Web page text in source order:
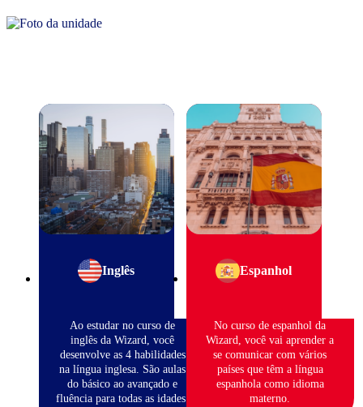
Inglês
Ao estudar no curso de
inglês da Wizard, você
desenvolve as 4 habilidades
na língua inglesa. São aulas
do básico ao avançado e
fluência para todas as idades.
Espanhol
No curso de espanhol da
Wizard, você vai aprender a
se comunicar com vários
países que têm a língua
espanhola como idioma
materno.